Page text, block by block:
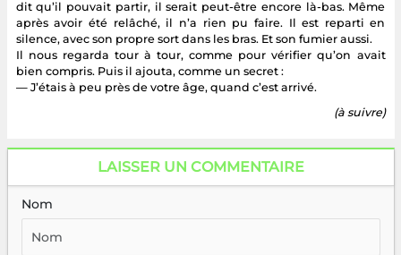
dit qu’il pouvait partir, il serait peut-être encore là-bas. Même
après avoir été relâché, il n’a rien pu faire. Il est reparti en
silence, avec son propre sort dans les bras. Et son fumier aussi.
Il nous regarda tour à tour, comme pour vérifier qu’on avait
bien compris. Puis il ajouta, comme un secret :
— J’étais à peu près de votre âge, quand c’est arrivé.
(à suivre)
LAISSER UN COMMENTAIRE
Nom